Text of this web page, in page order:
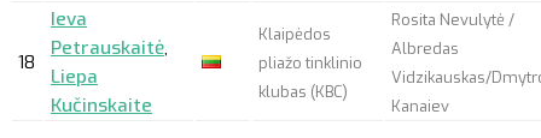
18
Ieva
Petrauskaitė,
Liepa
Kučinskaite
Klaipėdos
pliažo tinklinio
klubas (KBC)
Rosita Nevulytė /
Albredas
Vidzikauskas/
Kanaiev